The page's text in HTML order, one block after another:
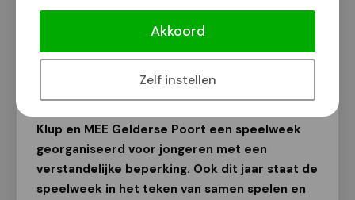
Akkoord
Zelf instellen
[VIDEO] Speelweek voor jongeren
met verstandelijke beperking
Van onze redactie
16 augustus 2018
Klup en MEE Gelderse Poort een speelweek
georganiseerd voor jongeren met een
verstandelijke beperking. Ook dit jaar staat de
speelweek in het teken van samen spelen en